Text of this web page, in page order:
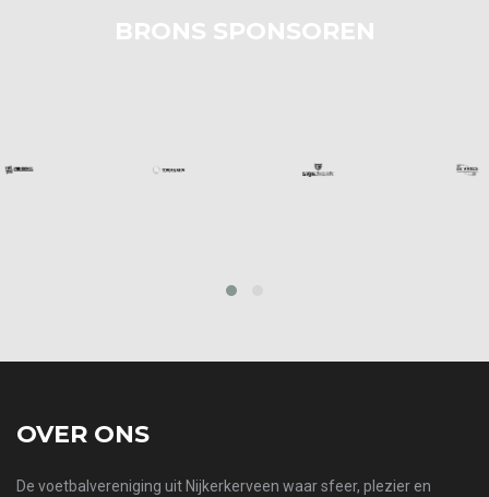
BRONS SPONSOREN
prev
OVER ONS
De voetbalvereniging uit Nijkerkerveen waar sfeer, plezier en